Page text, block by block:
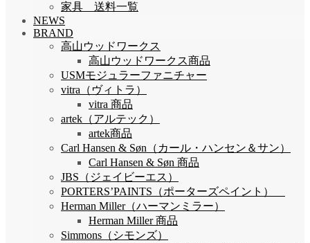
家具 送料一覧
NEWS
BRAND
高山ウッドワークス
高山ウッドワークス商品
USMモジュラーファニチャー
vitra（ヴィトラ）
vitra 商品
artek（アルテック）
artek商品
Carl Hansen & Søn（カール・ハンセン＆サン）
Carl Hansen & Søn 商品
JBS（ジェイビーエス）
PORTERS’PAINTS（ポーターズペイント）
Herman Miller（ハーマンミラー）
Herman Miller 商品
Simmons（シモンズ）